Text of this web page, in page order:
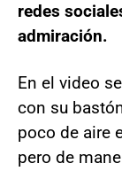
redes
admiración.
En el video
con su
poco de aire
pero de